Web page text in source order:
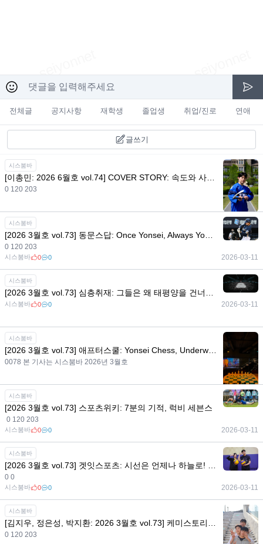
전체글 공지사항 재학생 졸업생 취업/진로 연애
글쓰기
시스붐바
0 120 203
시스붐바 2026-06-08
시스붐바
0 120 203
시스붐바 0 0 2026-03-11
시스붐바
시스붐바 0 0 2026-03-11
시스붐바
0078 본 기사는 시스붐바 2026년 3월호
시스붐바 2026-03-11
시스붐바
[2026 3월호 vol.73] 스포츠위키: 7분의 기적, 럭비 세븐스
0 120 203
시스붐바 0 0 2026-03-11
시스붐바
0 0
시스붐바 0 0 2026-03-11
시스붐바
0 120 203